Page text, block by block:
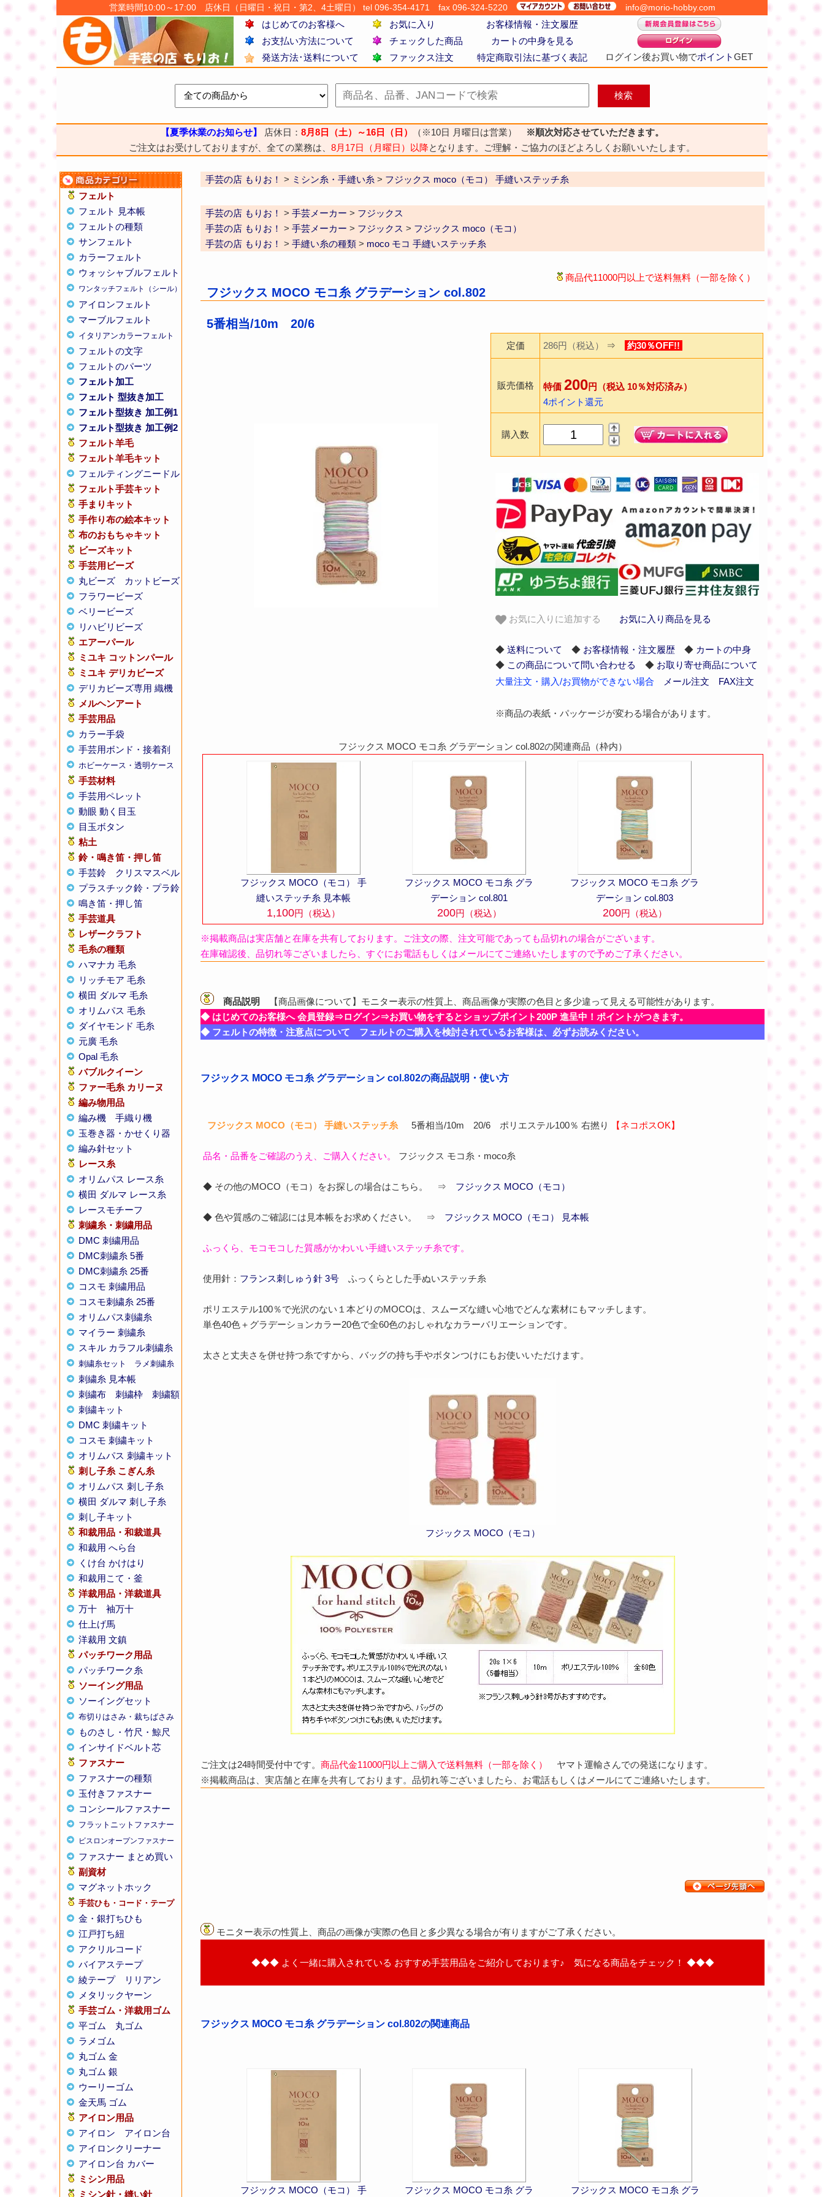
営業時間10:00～17:00 店休日（日曜日・祝日・第2、4土曜日） tel 096-354-4171 fax 096-324-5220 info@morio-hobby.com
はじめてのお客様へ お気に入り お客様情報・注文履歴
ログイン後お買い物でポイントGET
お支払い方法について チェックした商品
カートの中身を見る
発送方法･送料について
ファックス注文 特定商取引法に基づく表記
【夏季休業のお知らせ】 店休日： 8月8日（土）～16日（日） （※10日 月曜日は営業）
※順次対応させていただきます。
ご注文はお受けしておりますが、全ての業務は、 8月17日（月曜日）以降となります。ご理解・ご協力のほどよろしくお願いいたします。
フェルト
フェルト 見本帳
フェルトの種類
サンフェルト
カラーフェルト
ウォッシャブルフェルト
ワンタッチフェルト（シール）
アイロンフェルト
マーブルフェルト
イタリアンカラーフェルト
フェルトの文字
フェルトのパーツ
フェルト加工
フェルト 型抜き加工
フェルト型抜き 加工例1
フェルト型抜き 加工例2
フェルト羊毛
フェルト羊毛キット
フェルティングニードル
フェルト手芸キット
手まりキット
手作り布の絵本キット
布のおもちゃキット
ビーズキット
手芸用ビーズ
丸ビーズ
カットビーズ
フラワービーズ
ベリービーズ
リハビリビーズ
エアーパール
ミユキ コットンパール
ミユキ デリカビーズ
デリカビーズ専用 織機
メルヘンアート
手芸用品
カラー手袋
手芸用ボンド・接着剤
ホビーケース・透明ケース
手芸材料
手芸用ペレット
動眼 動く目玉
目玉ボタン
粘土
鈴・鳴き笛・押し笛
手芸鈴
クリスマスベル
プラスチック鈴・プラ鈴
鳴き笛・押し笛
手芸道具
レザークラフト
毛糸の種類
ハマナカ 毛糸
リッチモア 毛糸
横田 ダルマ 毛糸
オリムパス 毛糸
ダイヤモンド 毛糸
元廣 毛糸
Opal 毛糸
バブルクイーン
ファー毛糸 カリーヌ
編み物用品
編み機
手織り機
玉巻き器・かせくり器
編み針セット
レース糸
オリムパス レース糸
横田 ダルマ レース糸
レースモチーフ
刺繍糸・刺繍用品
DMC 刺繍用品
DMC刺繍糸 5番
DMC刺繍糸 25番
コスモ 刺繍用品
コスモ刺繍糸 25番
オリムパス刺繍糸
マイラー 刺繍糸
スキル カラフル刺繍糸
刺繍糸セット ラメ刺繍糸
刺繍糸 見本帳
刺繍布
刺繍枠
刺繍額
刺繍キット
DMC 刺繍キット
コスモ 刺繍キット
オリムパス 刺繍キット
刺し子糸 こぎん糸
オリムパス 刺し子糸
横田 ダルマ 刺し子糸
刺し子キット
和裁用品・和裁道具
和裁用 へら台
くけ台 かけはり
和裁用こて・釜
洋裁用品・洋裁道具
万十
袖万十
仕上げ馬
洋裁用 文鎮
パッチワーク用品
パッチワーク糸
ソーイング用品
ソーイングセット
布切りはさみ・裁ちばさみ
ものさし・竹尺・鯨尺
インサイドベルト芯
ファスナー
ファスナーの種類
玉付きファスナー
コンシールファスナー
フラットニットファスナー
ビスロンオープンファスナー
ファスナー まとめ買い
副資材
マグネットホック
手芸ひも・コード・テープ
金・銀打ちひも
江戸打ち紐
アクリルコード
バイアステープ
綾テープ
リリアン
メタリックヤーン
手芸ゴム・洋裁用ゴム
平ゴム
丸ゴム
ラメゴム
丸ゴム 金
丸ゴム 銀
ウーリーゴム
金天馬 ゴム
アイロン用品
アイロン
アイロン台
アイロンクリーナー
アイロン台 カバー
ミシン用品
ミシン針・縫い針
手芸の店 もりお！ > ミシン糸・手縫い糸 > フジックス moco（モコ） 手縫いステッチ糸
手芸の店 もりお！ > 手芸メーカー > フジックス
手芸の店 もりお！ > 手芸メーカー > フジックス > フジックス moco（モコ）
手芸の店 もりお！ > 手縫い糸の種類 > moco モコ 手縫いステッチ糸
商品代11000円以上で送料無料（一部を除く）
フジックス MOCO モコ糸 グラデーション col.802
5番相当/10m 20/6
定価 286円（税込） ⇒ 約30％OFF!!
販売価格 特価 200円（税込 10％対応済み）
4ポイント還元
購入数
お気に入りに追加する お気に入り商品を見る
◆ 送料について ◆ お客様情報・注文履歴◆ カートの中身
◆ この商品について問い合わせる ◆ お取り寄せ商品について
大量注文・購入/お買物ができない場合
メール注文 FAX注文
※商品の表紙・パッケージが変わる場合があります。
フジックス MOCO モコ糸 グラデーション col.802の関連商品（枠内）
フジックス MOCO（モコ） 手
縫いステッチ糸 見本帳
1,100円（税込）
フジックス MOCO モコ糸 グラ
デーション col.801
200円（税込）
フジックス MOCO モコ糸 グラ
デーション col.803
200円（税込）
※掲載商品は実店舗と在庫を共有しております。ご注文の際、注文可能であっても品切れの場合がございます。
在庫確認後、品切れ等ございましたら、すぐにお電話もしくはメールにてご連絡いたしますので予めご了承ください。
商品説明
【商品画像について】モニター表示の性質上、商品画像が実際の色目と多少違って見える可能性があります。
◆ はじめてのお客様へ 会員登録⇒ログイン⇒お買い物をするとショップポイント200P 進呈中！ポイントがつきます。
◆ フェルトの特徴・注意点について フェルトのご購入を検討されているお客様は、必ずお読みください。
フジックス MOCO モコ糸 グラデーション col.802の商品説明・使い方
フジックス MOCO（モコ） 手縫いステッチ糸 5番相当/10m 20/6 ポリエステル100％ 右撚り 【ネコポスOK】
品名・品番をご確認のうえ、ご購入ください。 フジックス モコ糸・moco糸
◆ その他のMOCO（モコ）をお探しの場合はこちら。 ⇒ フジックス MOCO（モコ）
◆ 色や質感のご確認には見本帳をお求めください。 ⇒ フジックス MOCO（モコ） 見本帳
ふっくら、モコモコした質感がかわいい手縫いステッチ糸です。
使用針： フランス刺しゅう針 3号ふっくらとした手ぬいステッチ糸
ポリエステル100％で光沢のない１本どりのMOCOは、スムーズな縫い心地でどんな素材にもマッチします。
単色40色＋グラデーションカラー20色で全60色のおしゃれなカラーバリエーションです。
太さと丈夫さを併せ持つ糸ですから、バッグの持ち手やボタンつけにもお使いいただけます。
フジックス MOCO（モコ）
ご注文は24時間受付中です。 商品代金11000円以上ご購入で送料無料（一部を除く）
ヤマト運輸さんでの発送になります。
※掲載商品は、実店舗と在庫を共有しております。品切れ等ございましたら、お電話もしくはメールにてご連絡いたします。
モニター表示の性質上、商品の画像が実際の色目と多少異なる場合が有りますがご了承ください。
◆◆◆ よく一緒に購入されている おすすめ手芸用品をご紹介しております♪ 気になる商品をチェック！ ◆◆◆
フジックス MOCO モコ糸 グラデーション col.802の関連商品
フジックス MOCO（モコ） 手 フジックス MOCO モコ糸 グラ フジックス MOCO モコ糸 グラ